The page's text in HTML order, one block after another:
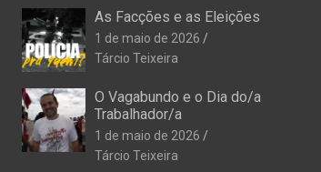
As Facções e as Eleições
1 de maio de 2026
Tárcio Teixeira
O Vagabundo e o Dia do/a
Trabalhador/a
1 de maio de 2026
Tárcio Teixeira